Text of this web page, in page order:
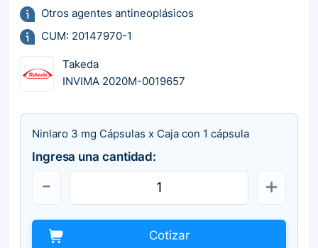
Otros agentes antineoplásicos
CUM: 20147970-1
Takeda
INVIMA 2020M-0019657
Ninlaro 3 mg Cápsulas x Caja con 1 cápsula
Ingresa una cantidad:
Cotizar